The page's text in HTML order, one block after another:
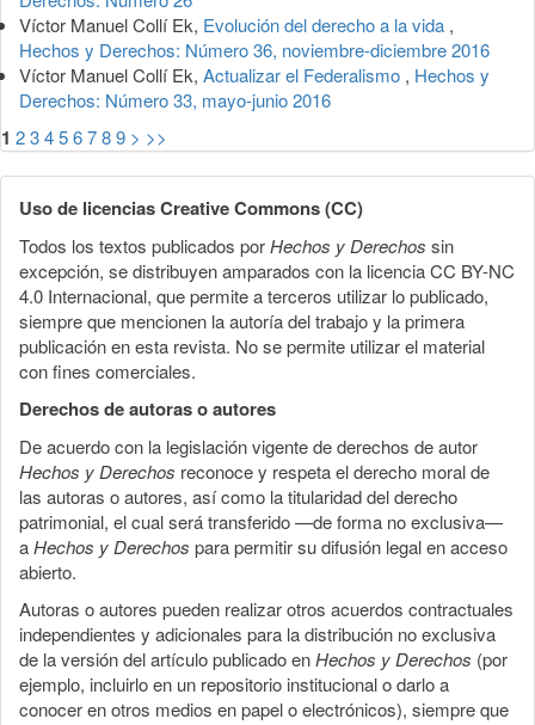
Víctor Manuel Collí Ek, Evolución del derecho a la vida ,
Hechos y Derechos: Número 36, noviembre-diciembre 2016
Víctor Manuel Collí Ek, Actualizar el Federalismo , Hechos y
Derechos: Número 33, mayo-junio 2016
1 23456789 > >>
Uso de licencias Creative Commons (CC)
Todos los textos publicados porHechos y Derechos sin
excepción, se distribuyen amparados con la licencia CC BY-NC
4.0 Internacional, que permite a terceros utilizar lo publicado,
siempre que mencionen la autoría del trabajo y la primera
publicación en esta revista. No se permite utilizar el material
con fines comerciales.
Derechos de autoras o autores
De acuerdo con la legislación vigente de derechos de autor
Hechos y Derechos reconoce y respeta el derecho moral de
las autoras o autores, así como la titularidad del derecho
patrimonial, el cual será transferido —de forma no exclusiva—
aHechos y Derechos para permitir su difusión legal en acceso
abierto.
Autoras o autores pueden realizar otros acuerdos contractuales
independientes y adicionales para la distribución no exclusiva
de la versión del artículo publicado enHechos y Derechos (por
ejemplo, incluirlo en un repositorio institucional o darlo a
conocer en otros medios en papel o electrónicos), siempre que